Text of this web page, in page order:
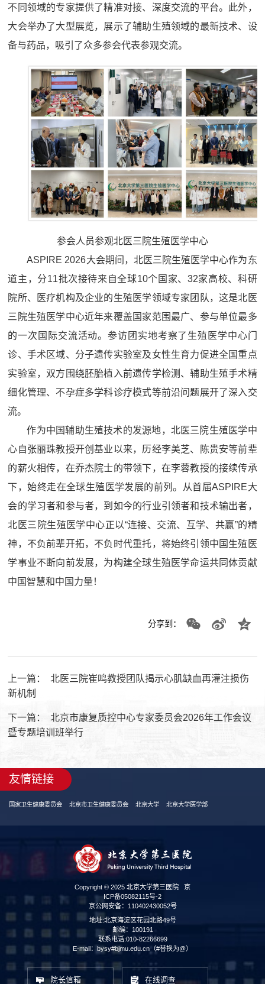
不同领域的专家提供了精准对接、深度交流的平台。此外，
大会举办了大型展览，展示了辅助生殖领域的最新技术、设
备与药品，吸引了众多参会代表参观交流。
参会人员参观北医三院生殖医学中心
ASPIRE 2026大会期间，北医三院生殖医学中心作为东
道主，分11批次接待来自全球10个国家、32家高校、科研
院所、医疗机构及企业的生殖医学领域专家团队，这是北医
三院生殖医学中心近年来覆盖国家范围最广、参与单位最多
的一次国际交流活动。参访团实地考察了生殖医学中心门
诊、手术区域、分子遗传实验室及女性生育力促进全国重点
实验室，双方围绕胚胎植入前遗传学检测、辅助生殖手术精
细化管理、不孕症多学科诊疗模式等前沿问题展开了深入交
流。
作为中国辅助生殖技术的发源地，北医三院生殖医学中
心自张丽珠教授开创基业以来，历经李美芝、陈贵安等前辈
的薪火相传，在乔杰院士的带领下，在李蓉教授的接续传承
下，始终走在全球生殖医学发展的前列。从首届ASPIRE大
会的学习者和参与者，到如今的行业引领者和技术输出者，
北医三院生殖医学中心正以“连接、交流、互学、共赢”的精
神，不负前辈开拓，不负时代重托，将始终引领中国生殖医
学事业不断向前发展，为构建全球生殖医学命运共同体贡献
中国智慧和中国力量！
分享到：
上一篇：
北医三院崔鸣教授团队揭示心肌缺血再灌注损伤
新机制
下一篇：
北京市康复质控中心专家委员会2026年工作会议
暨专题培训班举行
友情链接
国家卫生健康委员会 北京市卫生健康委员会 北京大学 北京大学医学部
Copyright © 2025 北京大学第三医院
京
ICP备05082115号-2
京公网安备：110402430052号
地址:北京海淀区花园北路49号
邮编：100191
联系电话:010-82266699
E-mail：bysy#bjmu.edu.cn（#替换为@）
院长信箱 在线调查